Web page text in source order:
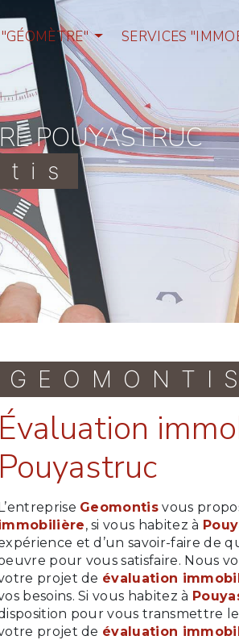
SERVICES
POUYASTRUC
GEOMONTIS
évaluation immobilière à
Pouyastruc
L’entreprise Geomontis vous
, si vous habitez à
et d’un savoir-faire de
pour vous satisfaire. Nous
projet de évaluation
besoins. Si vous habitez à
pour vous transmettre
projet de évaluation